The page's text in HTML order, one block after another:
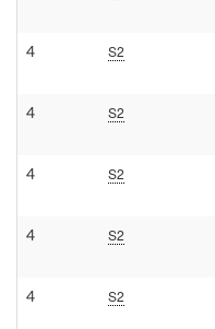
4 S2
4 S2
4 S2
4 S2
4 S2